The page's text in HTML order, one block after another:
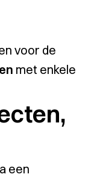
voor de
met enkele
een